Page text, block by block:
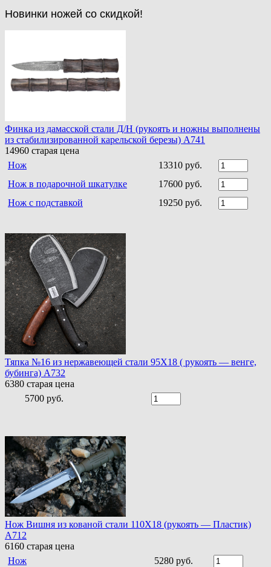
Новинки ножей со скидкой!
Финка из дамасской стали Д/Н (рукоять и ножны выполнены
из стабилизированной карельской березы) A741
14960 старая цена
Нож
13310 руб.
Нож в подарочной шкатулке
17600 руб.
Нож с подставкой
19250 руб.
Тяпка №16 из нержавеющей стали 95Х18 ( рукоять — венге,
бубинга) A732
6380 старая цена
5700 руб.
Нож Вишня из кованой стали 110Х18 (рукоять — Пластик)
A712
6160 старая цена
Нож
5280 руб.